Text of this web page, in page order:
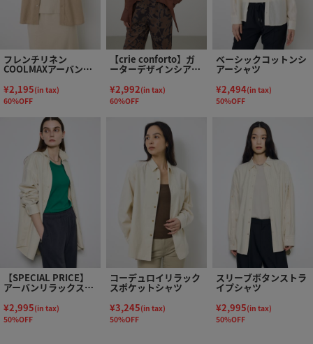
フレンチリネン
COOLMAXアーバンリ
ラックスシャツ
¥2,195(in tax)
60%OFF
【crie conforto】ガ
ーターデザインシアー
ショートシャツ
¥2,992(in tax)
60%OFF
ベーシックコットンシ
アーシャツ
¥2,494(in tax)
50%OFF
【SPECIAL PRICE】
アーバンリラックスコ
ットンシャツ
¥2,995(in tax)
50%OFF
コーデュロイリラック
スポケットシャツ
¥3,245(in tax)
50%OFF
スリーブボタンストラ
イプシャツ
¥2,995(in tax)
50%OFF